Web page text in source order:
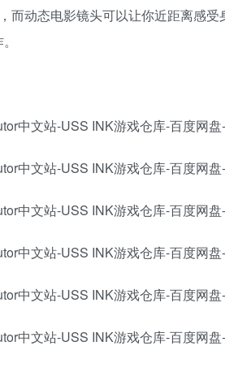
而动态电影镜头可以让你近距离感